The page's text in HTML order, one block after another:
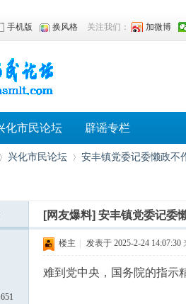
手机版 换风格 关注我们： 加微博
化市民论坛 辟谣专栏
兴化市民论坛
›
安丰镇党委记委懒政不
[网友爆料] 安丰镇党委记委
楼主 发表于 2025-2-24 14:07:30
难到党中央，国务院的指示